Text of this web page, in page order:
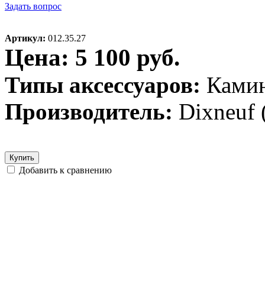
Задать вопрос
Артикул: 012.35.27
Цена: 5 100 руб.
Типы аксессуаров:
Производитель: Dixneuf
Купить
Добавить к сравнению